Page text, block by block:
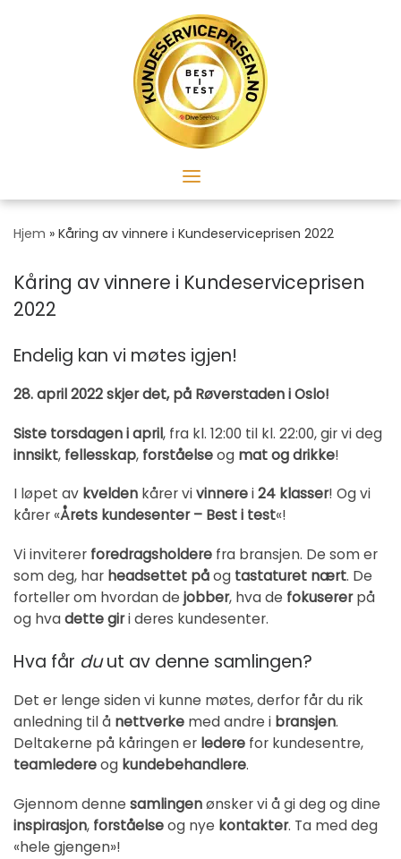
Hjem » Kåring av vinnere i Kundeserviceprisen 2022
Kåring av vinnere i Kundeserviceprisen
2022
Endelig kan vi møtes igjen!
28. april 2022 skjer det, på Røverstaden i Oslo!
Siste torsdagen i april, fra kl. 12:00 til kl. 22:00, gir vi deg
innsikt, fellesskap, forståelseog mat og drikke!
I løpet av kvelden kårer vivinnerei24 klasser! Og vi
kårer «Årets kundesenter – Best i test«!
Vi inviterer foredragsholdere fra bransjen. De som er
som deg, har headsettet påog tastaturet nært. De
forteller om hvordan de jobber, hva de fokusererpå
og hvadette giri deres kundesenter.
Hva får duut av denne samlingen?
Det er lenge siden vi kunne møtes, derfor får du rik
anledning til å nettverke med andre i bransjen.
Deltakerne på kåringen er ledere for kundesentre,
teamledereog kundebehandlere.
Gjennom denne samlingenønsker vi å gi deg og dine
inspirasjon, forståelseog nye kontakter. Ta med deg
«hele gjengen»!